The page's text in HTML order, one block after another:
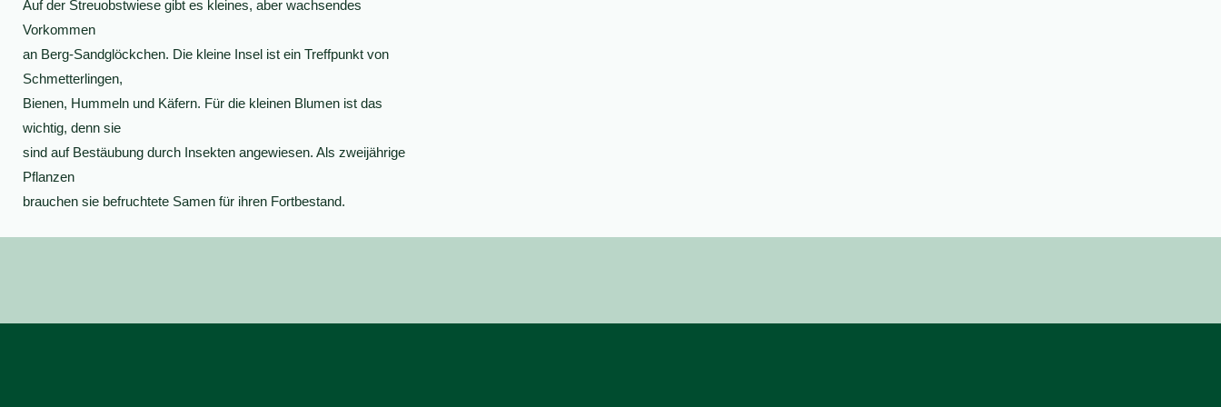
Auf der Streuobstwiese gibt es kleines, aber wachsendes
Vorkommen
an Berg-Sandglöckchen. Die kleine Insel ist ein Treffpunkt von
Schmetterlingen,
Bienen, Hummeln und Käfern. Für die kleinen Blumen ist das
wichtig, denn sie
sind auf Bestäubung durch Insekten angewiesen. Als zweijährige
Pflanzen
brauchen sie befruchtete Samen für ihren Fortbestand.